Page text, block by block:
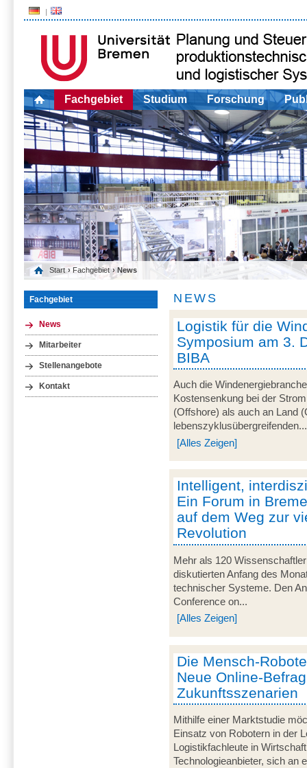
Fachgebiet Studium Forschung
Start › Fachgebiet › News
Fachgebiet
News
Mitarbeiter
Stellenangebote
Kontakt
NEWS
Logistik für die
Symposium am 3.
BIBA
Auch die
Kostensenkung bei der
(Offshore) als auch an Land
lebenszyklusübergreifenden...
[Alles Zeigen]
Intelligent,
Ein Forum in
auf dem Weg zur
Revolution
Mehr als 120
diskutierten Anfang des
technischer Systeme. Den
Conference on...
[Alles Zeigen]
Die Mensch-
Neue Online-
Zukunftsszenarien
Mithilfe einer Marktstudie
Einsatz von Robotern in der
Logistikfachleute in
Technologieanbieter, sich an